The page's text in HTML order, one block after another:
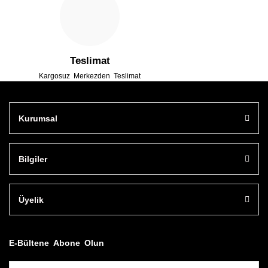
Teslimat
Kargosuz Merkezden Teslimat
Kurumsal
Bilgiler
Üyelik
E-Bültene Abone Olun